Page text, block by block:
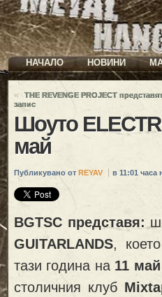
НАЧАЛО НОВИНИ
«
THE REVENGE PROJECT
запис
Шоуто
май
Публикувано от REYAV в 11:01 часа
BGTSC представя:
GUITARLANDS,
тази година на 11 май
столичния клуб